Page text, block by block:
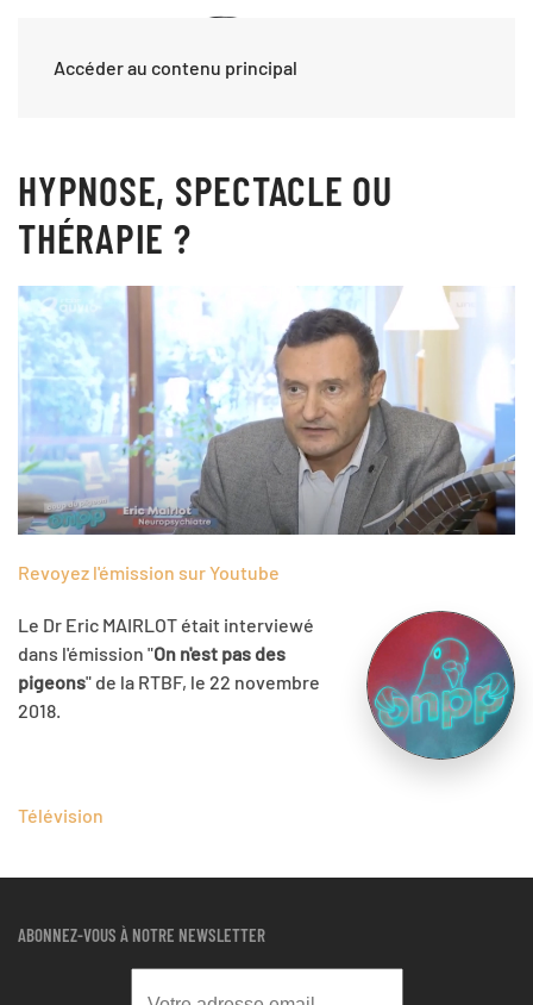
Accéder au contenu principal
HYPNOSE, SPECTACLE OU
THÉRAPIE ?
Revoyez l'émission sur Youtube
Le Dr Eric MAIRLOT était interviewé
dans l'émission "On n'est pas des
pigeons" de la RTBF, le 22 novembre
2018.
Télévision
ABONNEZ-VOUS À NOTRE NEWSLETTER